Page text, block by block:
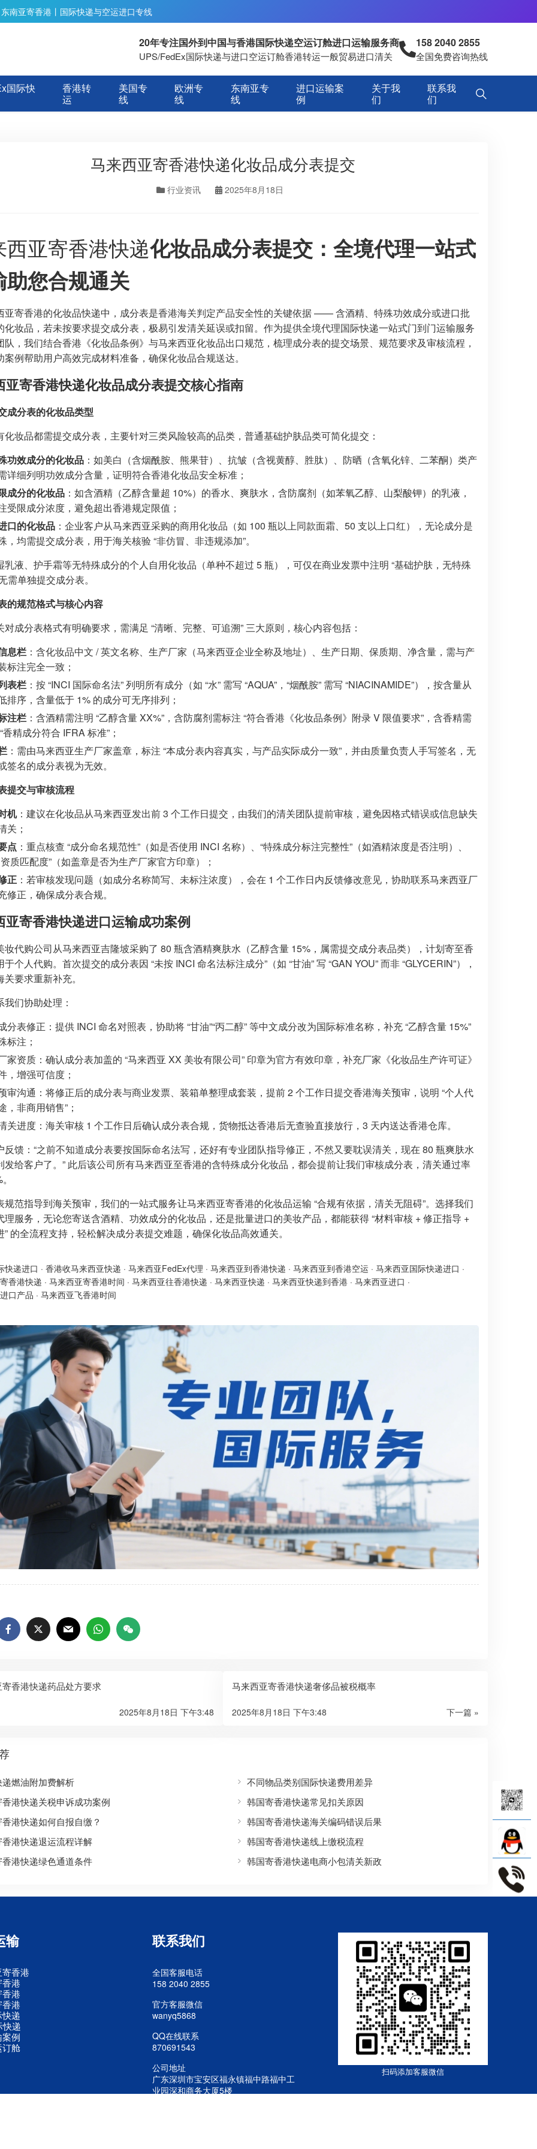
南亚寄香港丨国际快递与空运进口专线
20年专注国外到中国与香港国际快递空运订舱进口运输服务商
UPS/FedEx国际快递与进口空运订舱香港转运一般贸易进口清关
158 2040 2855
全国免费咨询热线
国际快
香港转
运
美国专
线
欧洲专
线
东南亚专
线
进口运输案
例
关于我
们
联系我
们
马来西亚寄香港快递化妆品成分表提交
行业资讯 2025年8月18日
西亚寄香港快递化妆品成分表提交：全境代理一站式
助您合规通关
亚寄香港的化妆品快递中，成分表是香港海关判定产品安全性的关键依据 —— 含酒精、特殊功效成分或进口批
化妆品，若未按要求提交成分表，极易引发清关延误或扣留。作为提供全境代理国际快递一站式门到门运输服务
队，我们结合香港《化妆品条例》与马来西亚化妆品出口规范，梳理成分表的提交场景、规范要求及审核流程，
案例帮助用户高效完成材料准备，确保化妆品合规送达。
亚寄香港快递化妆品成分表提交核心指南
成分表的化妆品类型
化妆品都需提交成分表，主要针对三类风险较高的品类，普通基础护肤品类可简化提交：
功效成分的化妆品 ：如美白（含烟酰胺、熊果苷）、抗皱（含视黄醇、胜肽）、防晒（含氧化锌、二苯酮）类产
详细列明功效成分含量，证明符合香港化妆品安全标准；
成分的化妆品 ：如含酒精（乙醇含量超 10%）的香水、爽肤水，含防腐剂（如苯氧乙醇、山梨酸钾）的乳液，
受限成分浓度，避免超出香港规定限值；
口的化妆品 ：企业客户从马来西亚采购的商用化妆品（如 100 瓶以上同款面霜、50 支以上口红），无论成分是
，均需提交成分表，用于海关核验 “非仿冒、非违规添加”。
乳液、护手霜等无特殊成分的个人自用化妆品（单种不超过 5 瓶），可仅在商业发票中注明 “基础护肤，无特殊
需单独提交成分表。
的规范格式与核心内容
对成分表格式有明确要求，需满足 “清晰、完整、可追溯” 三大原则，核心内容包括：
息栏 ：含化妆品中文 / 英文名称、生产厂家（马来西亚企业全称及地址）、生产日期、保质期、净含量，需与产
标注完全一致；
表栏 ：按 “INCI 国际命名法” 列明所有成分（如 “水” 需写 “AQUA”，“烟酰胺” 需写 “NIACINAMIDE”），按含量从
排序，含量低于 1% 的成分可无序排列；
注栏 ：含酒精需注明 “乙醇含量 XX%”，含防腐剂需标注 “符合香港《化妆品条例》附录 V 限值要求”，含香精需
香精成分符合 IFRA 标准”；
：需由马来西亚生产厂家盖章，标注 “本成分表内容真实，与产品实际成分一致”，并由质量负责人手写签名，无
签名的成分表视为无效。
提交与审核流程
机：建议在化妆品从马来西亚发出前 3 个工作日提交，由我们的清关团队提前审核，避免因格式错误或信息缺失
关；
点 ：重点核查 “成分命名规范性”（如是否使用 INCI 名称）、“特殊成分标注完整性”（如酒精浓度是否注明）、
质匹配度”（如盖章是否为生产厂家官方印章）；
正 ：若审核发现问题（如成分名称简写、未标注浓度），会在 1 个工作日内反馈修改意见，协助联系马来西亚厂
修正，确保成分表合规。
亚寄香港快递进口运输成功案例
妆代购公司从马来西亚吉隆坡采购了 80 瓶含酒精爽肤水（乙醇含量 15%，属需提交成分表品类），计划寄至香
个人代购。首次提交的成分表因 “未按 INCI 命名法标注成分”（如 “甘油” 写 “GAN YOU” 而非 “GLYCERIN”），
要求重新补充。
我们协助处理：
分表修正：提供 INCI 命名对照表，协助将 “甘油”“丙二醇” 等中文成分改为国际标准名称，补充 “乙醇含量 15%”
标注；
家资质：确认成分表加盖的 “马来西亚 XX 美妆有限公司” 印章为官方有效印章，补充厂家《化妆品生产许可证》
，增强可信度；
审沟通：将修正后的成分表与商业发票、装箱单整理成套装，提前 2 个工作日提交香港海关预审，说明 “个人代
，非商用销售”；
关进度：海关审核 1 个工作日后确认成分表合规，货物抵达香港后无查验直接放行，3 天内送达香港仓库。
反馈：“之前不知道成分表要按国际命名法写，还好有专业团队指导修正，不然又要耽误清关，现在 80 瓶爽肤水
发给客户了。” 此后该公司所有马来西亚至香港的含特殊成分化妆品，都会提前让我们审核成分表，清关通过率
规范指导到海关预审，我们的一站式服务让马来西亚寄香港的化妆品运输 “合规有依据，清关无阻碍”。选择我们
理服务，无论您寄送含酒精、功效成分的化妆品，还是批量进口的美妆产品，都能获得 “材料审核 + 修正指导 +
” 的全流程支持，轻松解决成分表提交难题，确保化妆品高效通关。
快递进口 · 香港收马来西亚快递 · 马来西亚FedEx代理 · 马来西亚到香港快递 · 马来西亚到香港空运 · 马来西亚国际快递进口 ·
香港快递 · 马来西亚寄香港时间 · 马来西亚往香港快递 · 马来西亚快递 · 马来西亚快递到香港 · 马来西亚进口 ·
口产品 · 马来西亚飞香港时间
香港快递药品处方要求
2025年8月18日 下午3:48
马来西亚寄香港快递奢侈品被税概率
下一篇 »
2025年8月18日 下午3:48
燃油附加费解析
不同物品类别国际快递费用差异
港快递关税申诉成功案例
韩国寄香港快递常见扣关原因
港快递如何自报自缴？
韩国寄香港快递海关编码错误后果
港快递退运流程详解
韩国寄香港快递线上缴税流程
港快递绿色通道条件
韩国寄香港快递电商小包清关新政
输
香港
港
港
港
递
快递
例
订舱
联系我们
全国客服电话
158 2040 2855
官方客服微信
wanyq5868
QQ在线联系
870691543
公司地址
广东深圳市宝安区福永镇福中路福中工
业园深和商务大厦5楼
扫码添加客服微信